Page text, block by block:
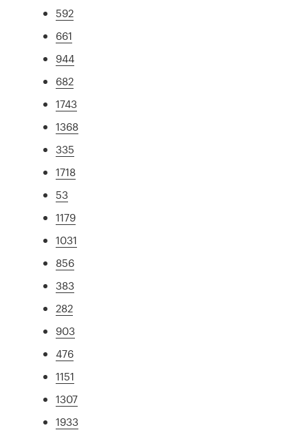
592
661
944
682
1743
1368
335
1718
53
1179
1031
856
383
282
903
476
1151
1307
1933